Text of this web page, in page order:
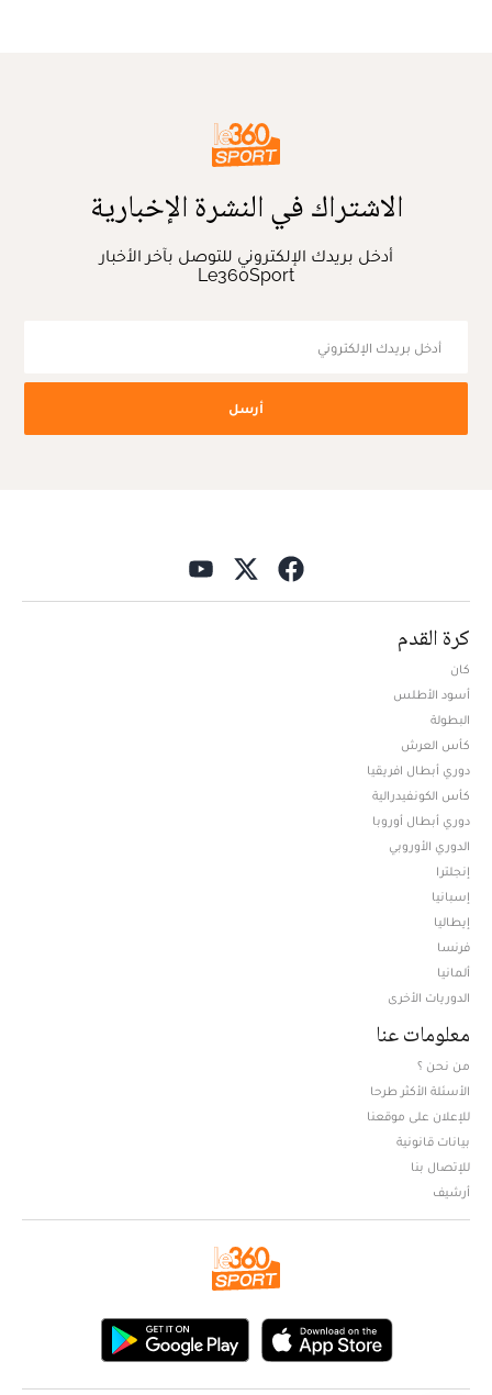
الاشتراك في النشرة الإخبارية
أدخل بريدك الإلكتروني للتوصل بآخر الأخبار
Le360Sport
أرسل
كرة القدم
كان
أسود الأطلس
البطولة
كأس العرش
دوري أبطال افريقيا
كأس الكونفيدرالية
دوري أبطال أوروبا
الدوري الأوروبي
إنجلترا
إسبانيا
إيطاليا
فرنسا
ألمانيا
الدوريات الأخرى
معلومات عنا
من نحن ؟
الأسئلة الأكثر طرحا
للإعلان على موقعنا
بيانات قانونية
للإتصال بنا
أرشيف